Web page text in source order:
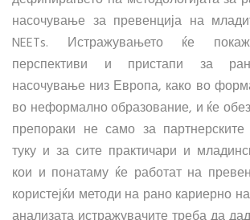
насочување за превенција на
NEETs. Истражувањето ќе
перспективи и пристапи за
насочување низ Европа, како во
во неформално образование, и ќе
препораки не само за партнерските
туку и за сите практичари и
кои и понатаму ќе работат на
користејќи методи на рано кариерно